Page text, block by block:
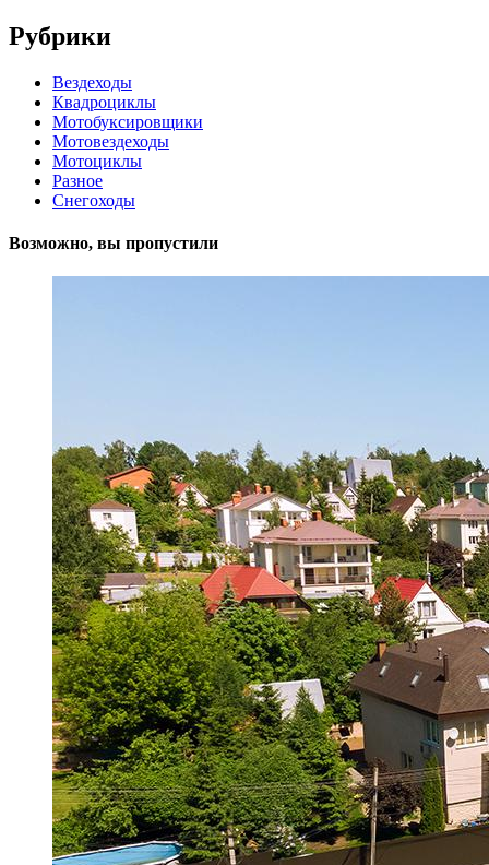
Рубрики
Вездеходы
Квадроциклы
Мотобуксировщики
Мотовездеходы
Мотоциклы
Разное
Снегоходы
Возможно, вы пропустили